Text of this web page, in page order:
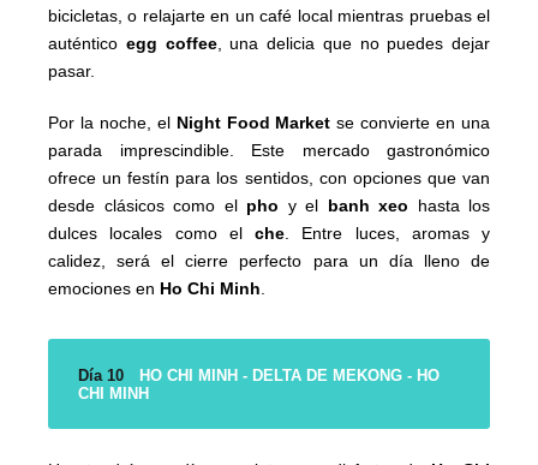
bicicletas, o relajarte en un café local mientras pruebas el
auténtico egg coffee, una delicia que no puedes dejar
pasar.
Por la noche, el Night Food Market se convierte en una
parada imprescindible. Este mercado gastronómico
ofrece un festín para los sentidos, con opciones que van
desde clásicos como el pho y el banh xeo hasta los
dulces locales como el che. Entre luces, aromas y
calidez, será el cierre perfecto para un día lleno de
emociones en Ho Chi Minh.
Día 10
HO CHI MINH - DELTA DE MEKONG - HO
CHI MINH